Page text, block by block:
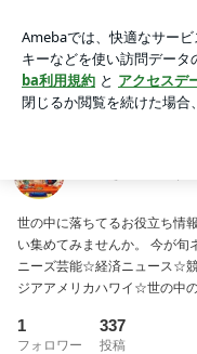
アプリをダウンロードし
ょう。
世の中に落ちてるお役立ち情
い集めてみませんか。 今が
ニーズ芸能☆経済ニュース☆
ジアアメリカハワイ☆世の中
1
フォロワー
337
投稿